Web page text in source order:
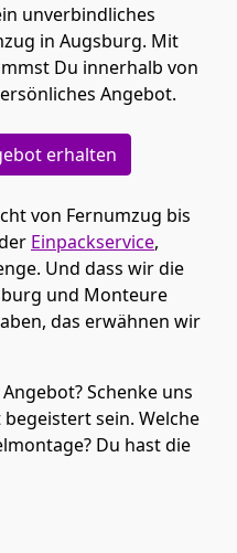
unverbindliches
in Augsburg. Mit
Du innerhalb von
Angebot.
erhalten
von Fernumzug bis
Einpackservice,
Und dass wir die
und Monteure
das erwähnen wir
Schenke uns
sein. Welche
Du hast die